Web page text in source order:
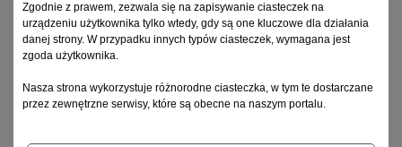
Nagłe wyleczenie przewlekłych zaburzeń depresyjno-
lękowych po jatrogennym epizodzie drgawkowym:
opis przypadku
Archiwum 1992–2014
Zgodnie z prawem, zezwala się na zapisywanie ciasteczek na
urządzeniu użytkownika tylko wtedy, gdy są one kluczowe dla działania
danej strony. W przypadku innych typów ciasteczek, wymagana jest
zgoda użytkownika.
Nasza strona wykorzystuje różnorodne ciasteczka, w tym te dostarczane
przez zewnętrzne serwisy, które są obecne na naszym portalu.